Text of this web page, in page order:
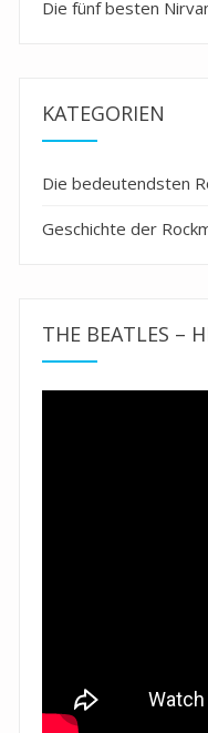
Die fünf besten
KATEGORIEN
Die bedeutendsten
Geschichte der
THE BEATLES –